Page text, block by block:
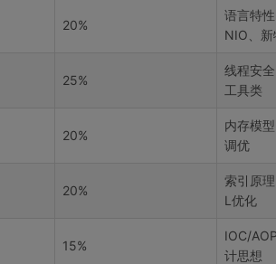
20%
语言特
NIO、
25%
线程安
工具类
20%
内存模
调优
20%
索引原
L优化
15%
IOC/
计思想